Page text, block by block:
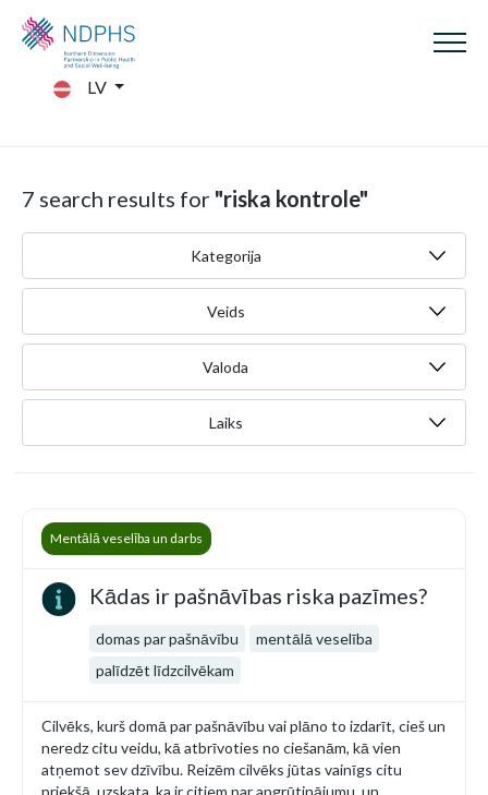
LV
7 search results for "riska kontrole"
Kategorija
Veids
Valoda
Laiks
Kādas ir pašnāvības riska pazīmes?
domas par pašnāvību
mentālā veselība
palīdzēt līdzcilvēkam
Cilvēks, kurš domā par pašnāvību vai plāno to izdarīt, cieš un
neredz citu veidu, kā atbrīvoties no ciešanām, kā vien
atņemot sev dzīvību. Reizēm cilvēks jūtas vainīgs citu
priekšā, uzskata, ka ir citiem par apgrūtinājumu, un
Mentālā veselība un darbs